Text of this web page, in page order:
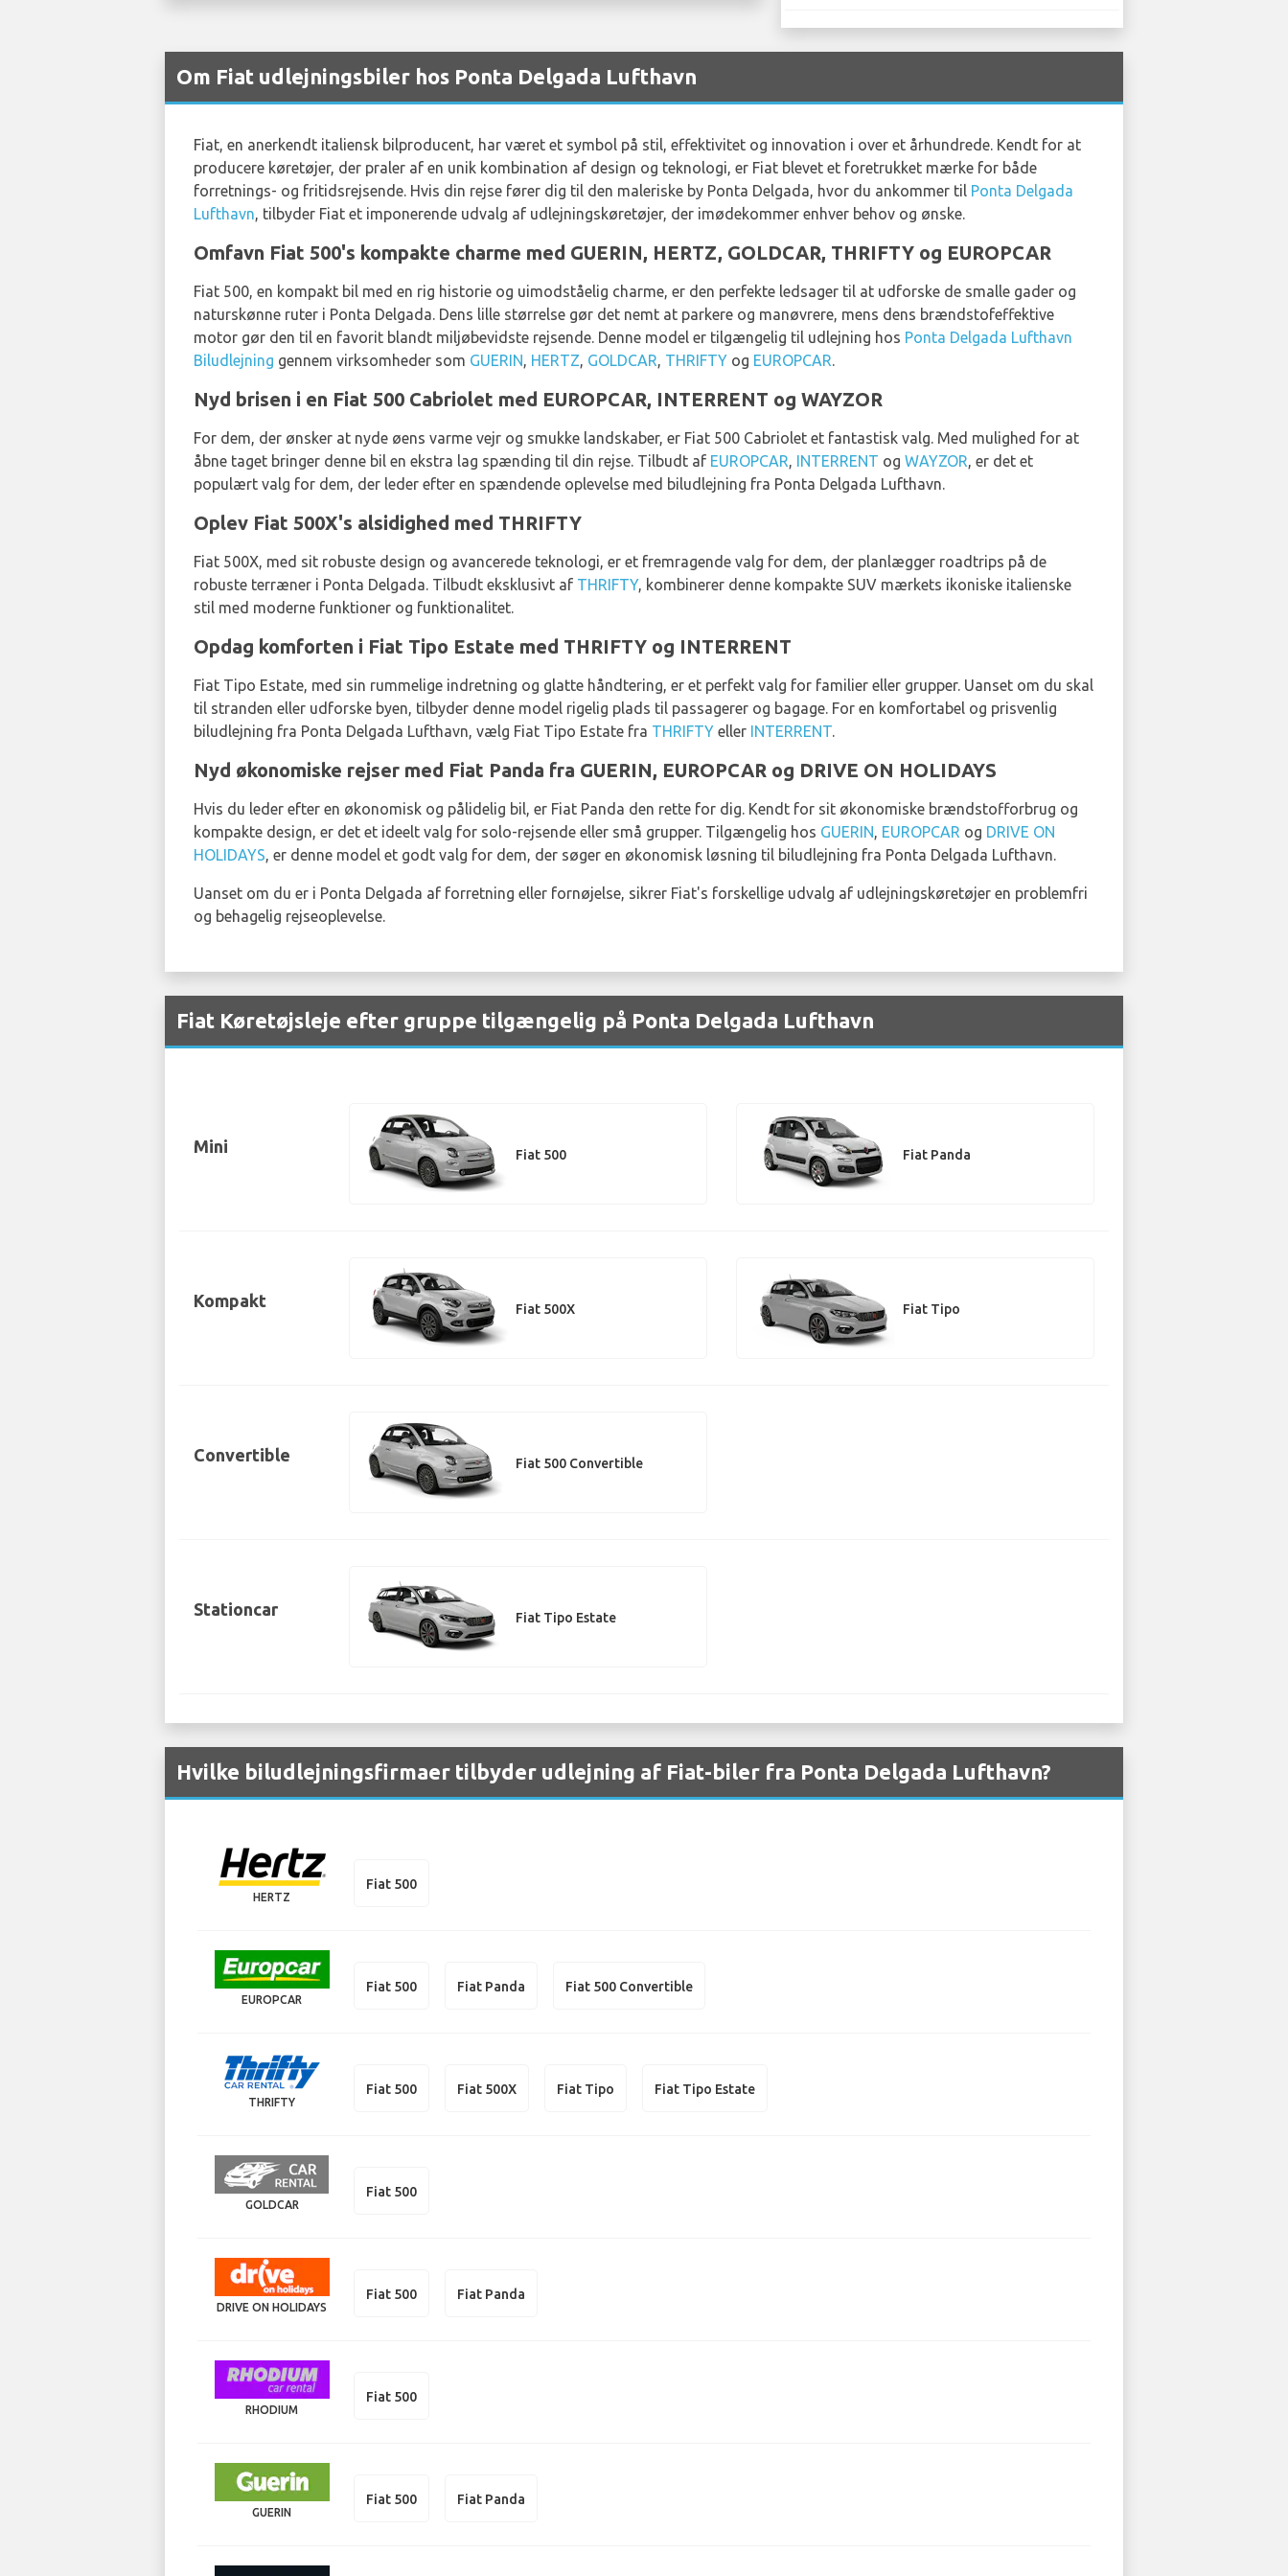
Om Fiat udlejningsbiler hos Ponta Delgada Lufthavn
Fiat, en anerkendt italiensk bilproducent, har været et symbol på stil, effektivitet og innovation i over et århundrede. Kendt for at
producere køretøjer, der praler af en unik kombination af design og teknologi, er Fiat blevet et foretrukket mærke for både
forretnings- og fritidsrejsende. Hvis din rejse fører dig til den maleriske by Ponta Delgada, hvor du ankommer til Ponta Delgada
Lufthavn, tilbyder Fiat et imponerende udvalg af udlejningskøretøjer, der imødekommer enhver behov og ønske.
Omfavn Fiat 500's kompakte charme med GUERIN, HERTZ, GOLDCAR, THRIFTY og EUROPCAR
Fiat 500, en kompakt bil med en rig historie og uimodståelig charme, er den perfekte ledsager til at udforske de smalle gader og
naturskønne ruter i Ponta Delgada. Dens lille størrelse gør det nemt at parkere og manøvrere, mens dens brændstofeffektive
motor gør den til en favorit blandt miljøbevidste rejsende. Denne model er tilgængelig til udlejning hos Ponta Delgada Lufthavn
Biludlejning gennem virksomheder som GUERIN, HERTZ, GOLDCAR, THRIFTY og EUROPCAR.
Nyd brisen i en Fiat 500 Cabriolet med EUROPCAR, INTERRENT og WAYZOR
For dem, der ønsker at nyde øens varme vejr og smukke landskaber, er Fiat 500 Cabriolet et fantastisk valg. Med mulighed for at
åbne taget bringer denne bil en ekstra lag spænding til din rejse. Tilbudt af EUROPCAR, INTERRENT og WAYZOR, er det et
populært valg for dem, der leder efter en spændende oplevelse med biludlejning fra Ponta Delgada Lufthavn.
Oplev Fiat 500X's alsidighed med THRIFTY
Fiat 500X, med sit robuste design og avancerede teknologi, er et fremragende valg for dem, der planlægger roadtrips på de
robuste terræner i Ponta Delgada. Tilbudt eksklusivt af THRIFTY, kombinerer denne kompakte SUV mærkets ikoniske italienske
stil med moderne funktioner og funktionalitet.
Opdag komforten i Fiat Tipo Estate med THRIFTY og INTERRENT
Fiat Tipo Estate, med sin rummelige indretning og glatte håndtering, er et perfekt valg for familier eller grupper. Uanset om du skal
til stranden eller udforske byen, tilbyder denne model rigelig plads til passagerer og bagage. For en komfortabel og prisvenlig
biludlejning fra Ponta Delgada Lufthavn, vælg Fiat Tipo Estate fra THRIFTY eller INTERRENT.
Nyd økonomiske rejser med Fiat Panda fra GUERIN, EUROPCAR og DRIVE ON HOLIDAYS
Hvis du leder efter en økonomisk og pålidelig bil, er Fiat Panda den rette for dig. Kendt for sit økonomiske brændstofforbrug og
kompakte design, er det et ideelt valg for solo-rejsende eller små grupper. Tilgængelig hos GUERIN, EUROPCAR og DRIVE ON
HOLIDAYS, er denne model et godt valg for dem, der søger en økonomisk løsning til biludlejning fra Ponta Delgada Lufthavn.
Uanset om du er i Ponta Delgada af forretning eller fornøjelse, sikrer Fiat's forskellige udvalg af udlejningskøretøjer en problemfri
og behagelig rejseoplevelse.
Fiat Køretøjsleje efter gruppe tilgængelig på Ponta Delgada Lufthavn
Mini Fiat 500 Fiat Panda
Kompakt Fiat 500X Fiat Tipo
Convertible Fiat 500 Convertible
Stationcar Fiat Tipo Estate
Hvilke biludlejningsfirmaer tilbyder udlejning af Fiat-biler fra Ponta Delgada Lufthavn?
HERTZ
Fiat 500
EUROPCAR
Fiat 500 Fiat Panda Fiat 500 Convertible
THRIFTY
Fiat 500 Fiat 500X Fiat Tipo Fiat Tipo Estate
GOLDCAR
Fiat 500
DRIVE ON HOLIDAYS
Fiat 500 Fiat Panda
RHODIUM
Fiat 500
GUERIN
Fiat 500 Fiat Panda